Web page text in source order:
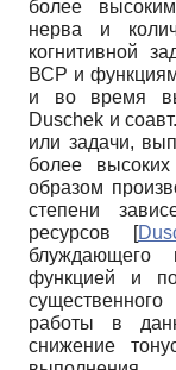
более
нерва и
когнитивной
ВСР и
и во время
Duschek и
или задачи,
более высоких
образом
степени
ресурсов
[
блуждающего
функцией и
работы в
снижение